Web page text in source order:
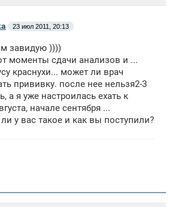
23 июл 2011, 20:13
завидую ))))
моменты сдачи анализов и ...
краснухи... может ли врач
прививку. после нее нельзя2-3
а я уже настроилась ехать к
начале сентября ...
у вас такое и как вы поступили?